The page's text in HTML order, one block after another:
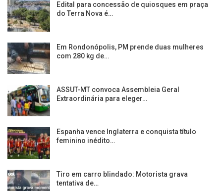
Edital para concessão de quiosques em praça
do Terra Nova é…
Em Rondonópolis, PM prende duas mulheres
com 280 kg de…
ASSUT-MT convoca Assembleia Geral
Extraordinária para eleger…
Espanha vence Inglaterra e conquista título
feminino inédito…
Tiro em carro blindado: Motorista grava
tentativa de…